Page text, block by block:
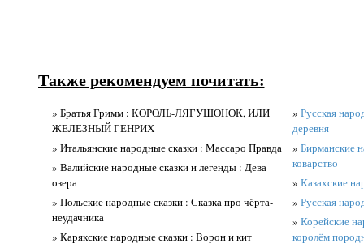
Также рекомендуем почитать:
» Братья Гримм : КОРОЛЬ-ЛЯГУШОНОК, ИЛИ
ЖЕЛЕЗНЫЙ ГЕНРИХ
» Итальянские народные сказки : Массаро Правда
» Валийские народные сказки и легенды : Дева
озера
» Польские народные сказки : Сказка про чёрта-
неудачника
» Карякские народные сказки : Ворон и кит
» Русская
деревня
» Бирманские
коварство
» Казахские
» Русская
» Корейские
королём